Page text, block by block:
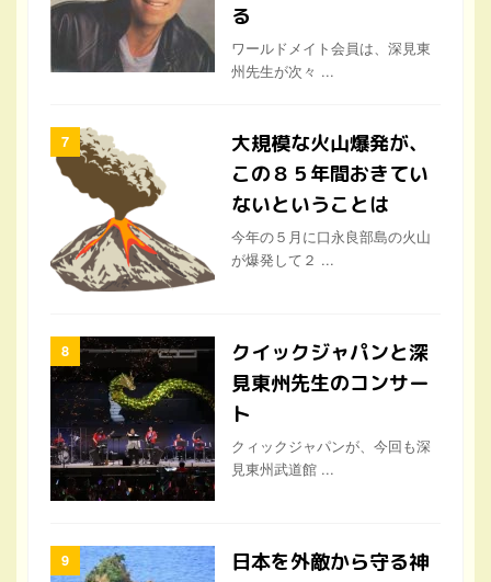
る
ワールドメイト会員は、深見東
州先生が次々 ...
大規模な火山爆発が、
この８５年間おきてい
ないということは
今年の５月に口永良部島の火山
が爆発して２ ...
クイックジャパンと深
見東州先生のコンサー
ト
クィックジャパンが、今回も深
見東州武道館 ...
日本を外敵から守る神